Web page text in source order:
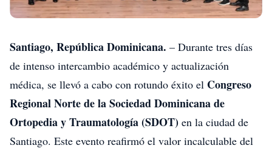
Santiago, República Dominicana. – Durante tres días
de intenso intercambio académico y actualización
médica, se llevó a cabo con rotundo éxito el Congreso
Regional Norte de la Sociedad Dominicana de
Ortopedia y Traumatología (SDOT) en la ciudad de
Santiago. Este evento reafirmó el valor incalculable del